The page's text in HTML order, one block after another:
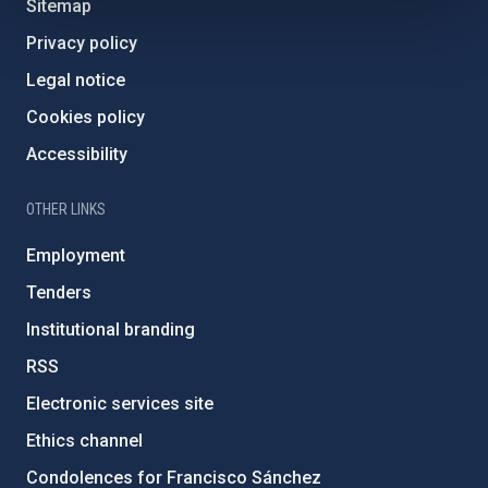
Sitemap
Privacy policy
Legal notice
Cookies policy
Accessibility
OTHER LINKS
Employment
Tenders
Institutional branding
RSS
Electronic services site
Ethics channel
Condolences for Francisco Sánchez